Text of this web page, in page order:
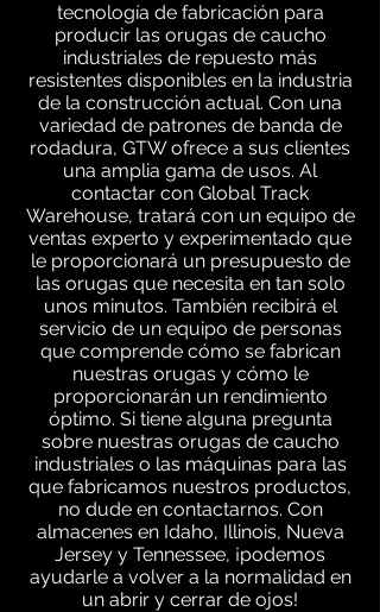
tecnología de fabricación para
producir las orugas de caucho
industriales de repuesto más
resistentes disponibles en la industria
de la construcción actual. Con una
variedad de patrones de banda de
rodadura, GTW ofrece a sus clientes
una amplia gama de usos. Al
contactar con Global Track
Warehouse, tratará con un equipo de
ventas experto y experimentado que
le proporcionará un presupuesto de
las orugas que necesita en tan solo
unos minutos. También recibirá el
servicio de un equipo de personas
que comprende cómo se fabrican
nuestras orugas y cómo le
proporcionarán un rendimiento
óptimo. Si tiene alguna pregunta
sobre nuestras orugas de caucho
industriales o las máquinas para las
que fabricamos nuestros productos,
no dude en contactarnos. Con
almacenes en Idaho, Illinois, Nueva
Jersey y Tennessee, ¡podemos
ayudarle a volver a la normalidad en
un abrir y cerrar de ojos!